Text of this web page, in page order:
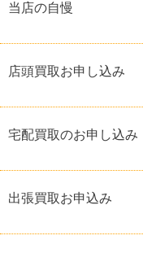
当店の自慢
店頭買取お申し込み
宅配買取のお申し込み
出張買取お申込み